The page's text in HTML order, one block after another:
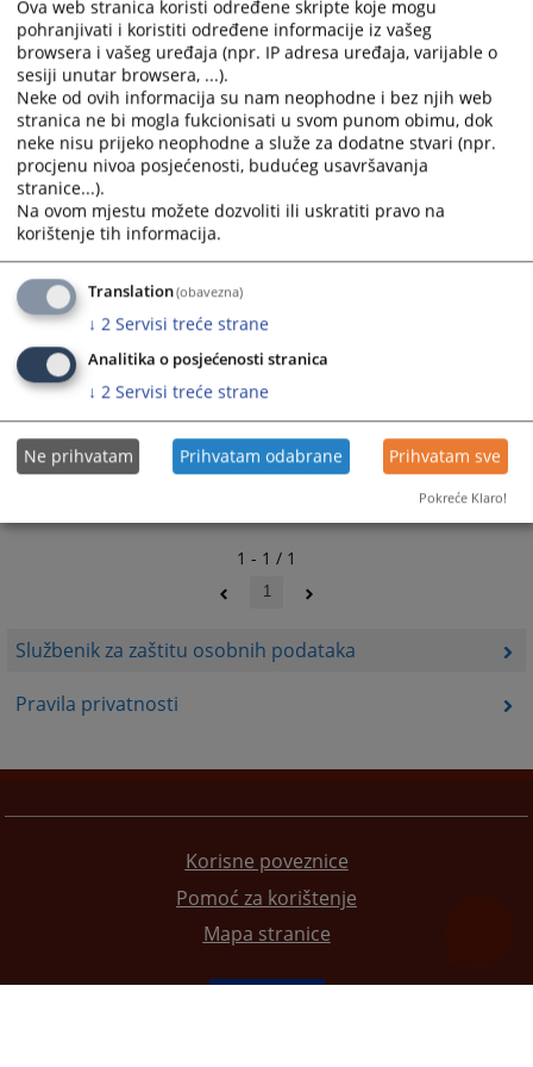
Službenik za zaštitu osobnih podataka
Pravila privatnosti
calendar
and
select
a
date.
Press
the
question
mark
key
to
get
keyboard
shortcuts
for
changing
dates.
calendar
and
select
a
date.
Press
the
question
mark
key
to
the
keyboard
shortcuts
for
changing
dates.
i Hercegovine“, broj: 12/25) propisana je obveza imenovanja
službenika za zaštitu osobnih podataka, njegov status i
zadaci.
14.05.2026.
1 - 1 / 1
1
Korisne poveznice
Pomoć za korištenje
Mapa stranice
Ova web stranica koristi određene skripte koje mogu
pohranjivati i koristiti određene informacije iz vašeg
browsera i vašeg uređaja (npr. IP adresa uređaja, varijable o
sesiji unutar browsera, ...).
Neke od ovih informacija su nam neophodne i bez njih web
stranica ne bi mogla fukcionisati u svom punom obimu, dok
neke nisu prijeko neophodne a služe za dodatne stvari (npr.
procjenu nivoa posjećenosti, budućeg usavršavanja
stranice...).
Na ovom mjestu možete dozvoliti ili uskratiti pravo na
korištenje tih informacija.
Translation(obavezna)
↓ 2 Servisi treće strane
Analitika o posjećenosti stranica
↓ 2 Servisi treće strane
Ne prihvatam Prihvatam odabrane Prihvatam sve
Pokreće Klaro!